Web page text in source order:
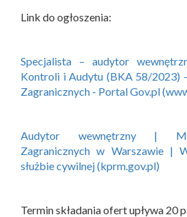
Link do ogłoszenia:
Specjalista – audytor
Kontroli i Audytu (BKA 58/2023)
Zagranicznych - Portal Gov.pl
Audytor wewnętrzny |
Zagranicznych w Warszawie |
służbie cywilnej (kprm.gov.pl)
Termin składania ofert upływa 20